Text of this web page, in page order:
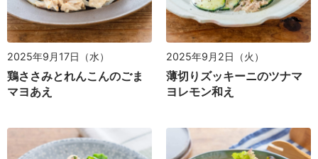
2025年9月17日（水）
鶏ささみとれんこんのごま
マヨあえ
2025年9月2日（火）
薄切りズッキーニのツナマ
ヨレモン和え